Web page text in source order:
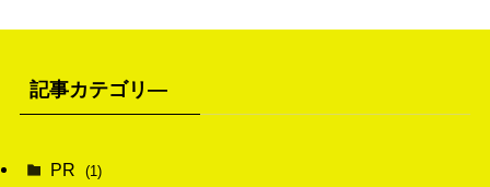
記事カテゴリ―
PR (1)